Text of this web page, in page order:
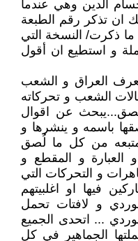
الدين وهي عندما
ان تذكر رقم الطبعة
ما ذكرت/ النسخة التي
و استطيع ان أقول
يعرف العراق و الشعب
الشعب و تحركاته
عن اقوال
باسمه و ينشرها و
من كل ما لُصق
العبارة و المقطع و
و التحركات التي
فيها او اغلبيتهم
و لافتات تحمل
... اتحدى الجميع
الجماهير في كل